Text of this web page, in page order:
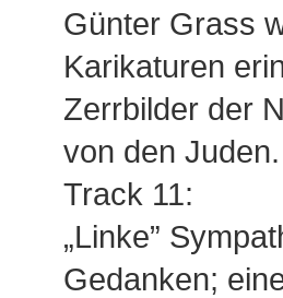
Günter Grass
Karikaturen
Zerrbilder der
von den Juden.
Track 11:
„Linke”
Gedanken;